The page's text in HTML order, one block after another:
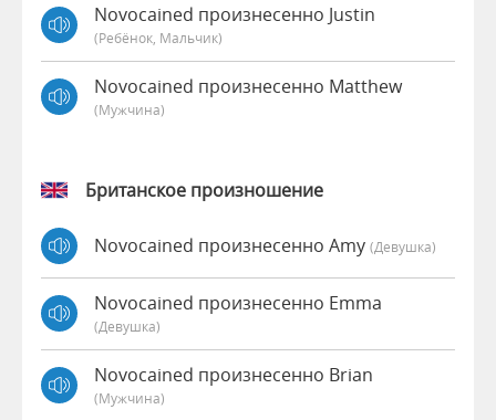
Novocained произнесенно Justin
(Ребёнок, Мальчик)
Novocained произнесенно Matthew
(мужчина)
Британское произношение
Novocained произнесенно Amy (девушка)
Novocained произнесенно Emma
(девушка)
Novocained произнесенно Brian
(мужчина)